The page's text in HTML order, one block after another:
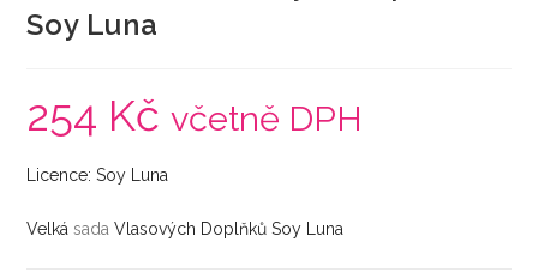
Soy Luna
254 Kč včetně DPH
Licence: Soy Luna
Velkásada Vlasových Doplňků Soy Luna